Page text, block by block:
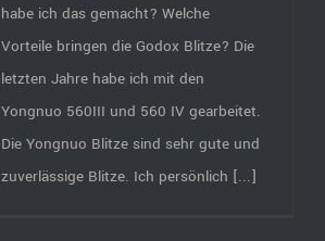
habe ich das gemacht? Welche
Vorteile bringen die Godox Blitze? Die
letzten Jahre habe ich mit den
Yongnuo 560III und 560 IV gearbeitet.
Die Yongnuo Blitze sind sehr gute und
zuverlässige Blitze. Ich persönlich [...]